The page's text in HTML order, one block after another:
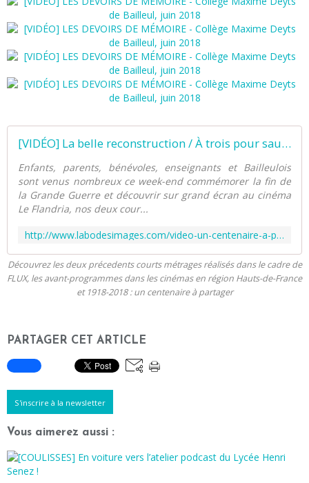
[VIDÉO] La belle reconstruction / À trois pour sauver Bailleul - "1918-2018, un centenaire à partager" à Bailleul - Éducation aux images à l'ère du numérique
Enfants, parents, bénévoles, enseignants et Bailleulois
sont venus nombreux ce week-end commémorer la fin de
la Grande Guerre et découvrir sur grand écran au cinéma
Le Flandria, nos deux cour...
http://www.labodesimages.com/video-un-centenaire-a-partager-bailleul.html
Découvrez les deux précedents courts métrages réalisés dans le cadre de
FLUX, les avant-programmes dans les cinémas en région Hauts-de-France
et 1918-2018 : un centenaire à partager
PARTAGER CET ARTICLE
S'inscrire à la newsletter
Vous aimerez aussi :